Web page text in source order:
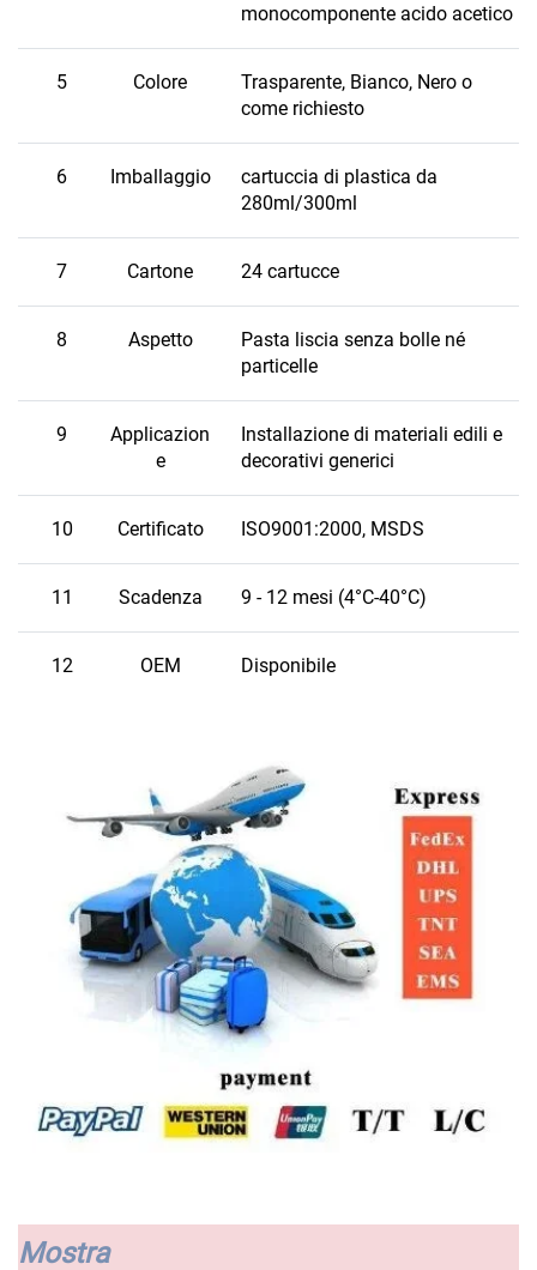
monocomponente acido acetico
5 Colore
Trasparente, Bianco, Nero o
come richiesto
6 Imballaggio
cartuccia di plastica da
280ml/300ml
7 Cartone 24 cartucce
8 Aspetto
Pasta liscia senza bolle né
particelle
9
Applicazion
e
Installazione di materiali edili e
decorativi generici
10 Certificato ISO9001:2000, MSDS
11 Scadenza 9 - 12 mesi (4°C-40°C)
12 OEM Disponibile
Mostra